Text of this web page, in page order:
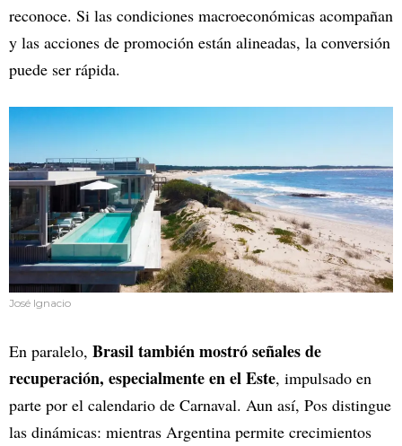
reconoce. Si las condiciones macroeconómicas acompañan
y las acciones de promoción están alineadas, la conversión
puede ser rápida.
José Ignacio
En paralelo, Brasil también mostró señales de
recuperación, especialmente en el Este, impulsado en
parte por el calendario de Carnaval. Aun así, Pos distingue
las dinámicas: mientras Argentina permite crecimientos